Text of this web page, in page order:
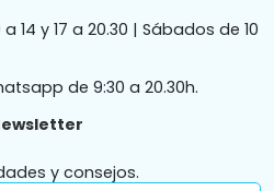
14 y 17 a 20.30 | Sábados de 10
de 9:30 a 20.30h.
y consejos.